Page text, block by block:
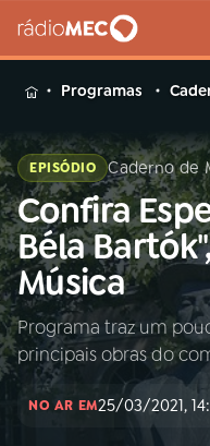
MENU
Buscar
na
Rádio
MEC
Início
INÍCIO
Programas
EPISÓDIO Caderno de
Confira
Béla
Música
Programa traz um
principais obras do
NO AR EM25/03/2021,